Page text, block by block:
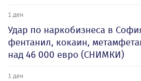
1 ден
Удар по наркобизнеса в
фентанил, кокаин,
над 46 000 евро (СНИМКИ)
1 ден